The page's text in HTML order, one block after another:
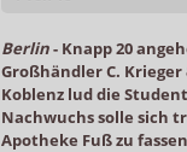
Berlin- Knapp 20
Großhändler C.
Koblenz lud die
Nachwuchs solle sich
Apotheke Fuß zu